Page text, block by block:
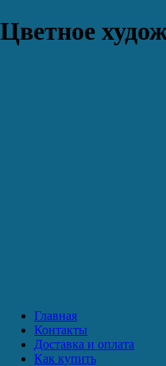
Цветное
Главная
Контакты
Доставка и оплата
Как купить